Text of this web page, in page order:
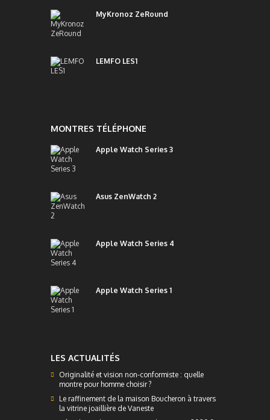
MyKronoz ZeRound
LEMFO LES1
MONTRES TÉLÉPHONE
Apple Watch Series 3
Asus ZenWatch 2
Apple Watch Series 4
Apple Watch Series 1
LES ACTUALITÉS
Originalité et vision non-conformiste : quelle
montre pour homme choisir ?
Le raffinement de la maison Boucheron à travers
la vitrine joaillière de Vaneste